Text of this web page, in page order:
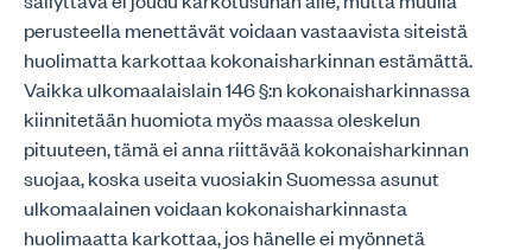
perusteella menettävät voidaan vastaavista siteistä
huolimatta karkottaa kokonaisharkinnan estämättä.
Vaikka ulkomaalaislain 146 §:n kokonaisharkinnassa
kiinnitetään huomiota myös maassa oleskelun
pituuteen, tämä ei anna riittävää kokonaisharkinnan
suojaa, koska useita vuosiakin Suomessa asunut
ulkomaalainen voidaan kokonaisharkinnasta
huolimaatta karkottaa, jos hänelle ei myönnetä